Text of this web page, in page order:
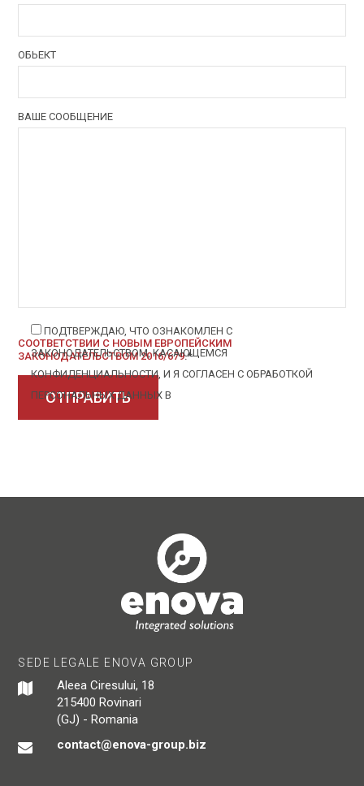
ОБЬЕКТ
ВАШЕ СООБЩЕНИЕ
ПОДТВЕРЖДАЮ, ЧТО ОЗНАКОМЛЕН С
ЗАКОНОДАТЕЛЬСТВОМ, КАСАЮЩЕМСЯ
КОНФИДЕНЦИАЛЬНОСТИ, И Я СОГЛАСЕН С ОБРАБОТКОЙ
ПЕРСОНАЛЬНЫХ ДАННЫХ В
СООТВЕТСТВИИ С НОВЫМ ЕВРОПЕЙСКИМ
ЗАКОНОДАТЕЛЬСТВОМ 2016/679.*
SEDE LEGALE ENOVA GROUP
Aleea Ciresului, 18
215400 Rovinari
(GJ) - Romania
contact@enova-group.biz